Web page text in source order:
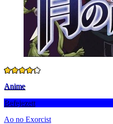
Anime
Befejezett
Ao no Exorcist